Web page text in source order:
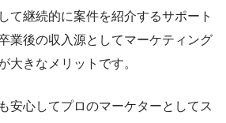
て継続的に案件を紹介するサポート
業後の収入源としてマーケティング
大きなメリットです。
安心してプロのマーケターとしてス